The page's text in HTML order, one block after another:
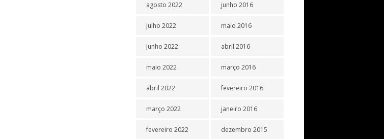
agosto 2022
julho 2022
junho 2022
maio 2022
abril 2022
março 2022
fevereiro 2022
junho 2016
maio 2016
abril 2016
março 2016
fevereiro 2016
janeiro 2016
dezembro 2015